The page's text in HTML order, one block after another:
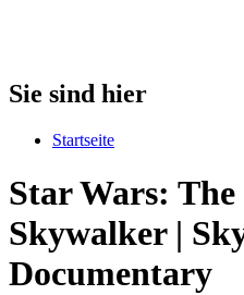
Sie sind hier
Startseite
Star Wars: The
Skywalker |
Documentary